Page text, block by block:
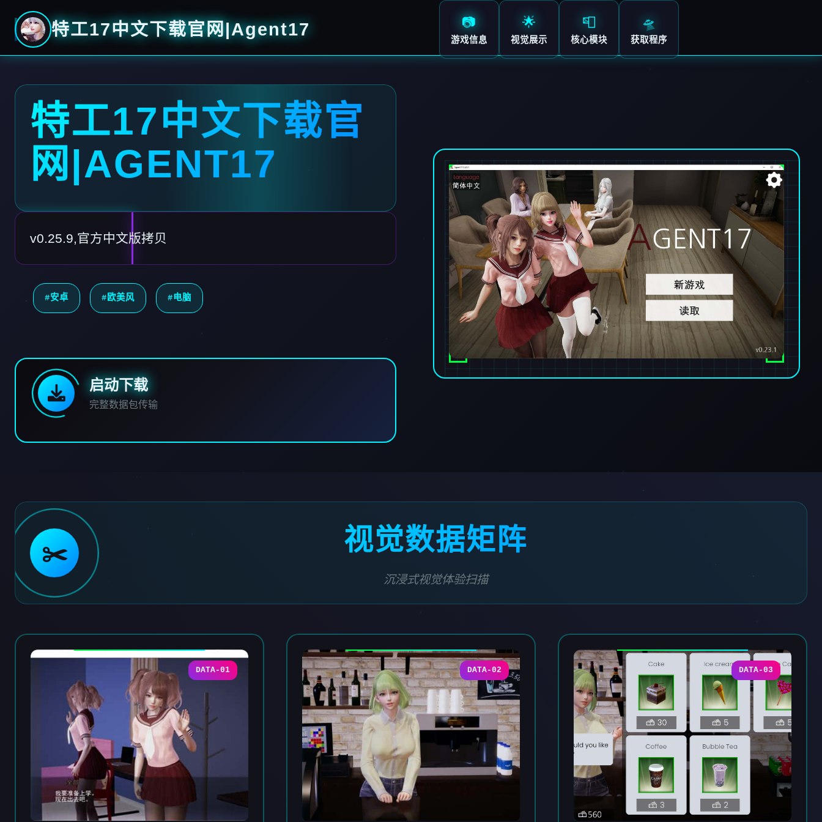
特工17中文下载官网|Agent17 📷
游戏信息
🌟
视觉展示
📮
核心模块
🛸
获取程序
特工17中文下载官
网|AGENT17
v0.25.9,官方中文版拷贝
#安卓 #欧美风 #电脑
启动下载
完整数据包传输
✂️ 视觉数据矩阵
沉浸式视觉体验扫描
DATA-01 DATA-02 DATA-03